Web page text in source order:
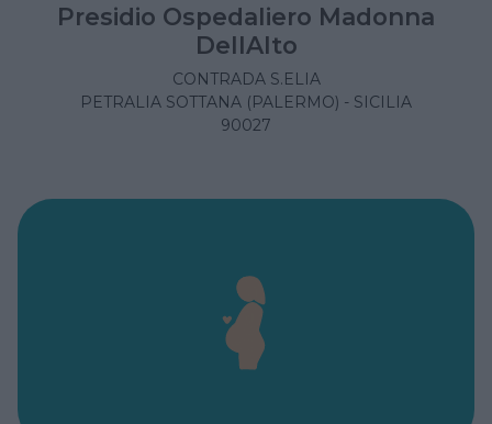
Presidio Ospedaliero Madonna
DellAlto
CONTRADA S.ELIA
PETRALIA SOTTANA (PALERMO) - SICILIA
90027